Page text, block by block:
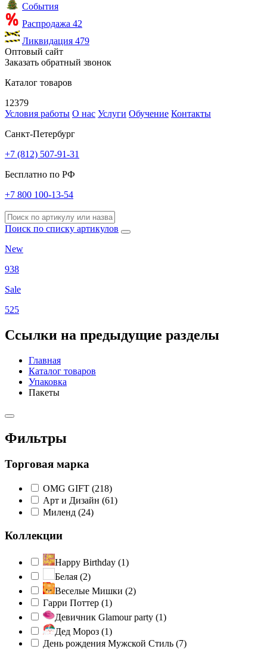
События
Распродажа 42
Ликвидация 479
Оптовый сайт
Заказать обратный звонок
Каталог товаров
12379
Условия работы О нас Услуги Обучение Контакты
Санкт-Петербург
+7 (812) 507-91-31
Бесплатно по РФ
+7 800 100-13-54
Поиск по списку артикулов
New
938
Sale
525
Ссылки на предыдущие разделы
Главная
Каталог товаров
Упаковка
Пакеты
Фильтры
Торговая марка
OMG GIFT (218)
Арт и Дизайн (61)
Миленд (24)
Коллекции
Happy Birthday (1)
Белая (2)
Веселые Мишки (2)
Гарри Поттер (1)
Девичник Glamour party (1)
Дед Мороз (1)
День рождения Мужской Стиль (7)